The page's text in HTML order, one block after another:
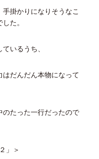
掛かりになりそうなこ
た。
いるうち、
はだんだん本物になって
のたった一行だったので
」＞